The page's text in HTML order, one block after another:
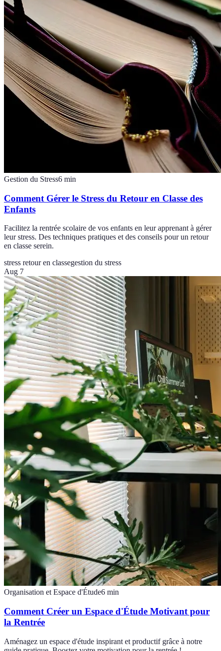
Gestion du Stress6 min
Comment Gérer le Stress du Retour en Classe des
Enfants
Facilitez la rentrée scolaire de vos enfants en leur apprenant à gérer
leur stress. Des techniques pratiques et des conseils pour un retour
en classe serein.
stress retour en classegestion du stress
Aug 7
Organisation et Espace d'Étude6 min
Comment Créer un Espace d'Étude Motivant pour
la Rentrée
Aménagez un espace d'étude inspirant et productif grâce à notre